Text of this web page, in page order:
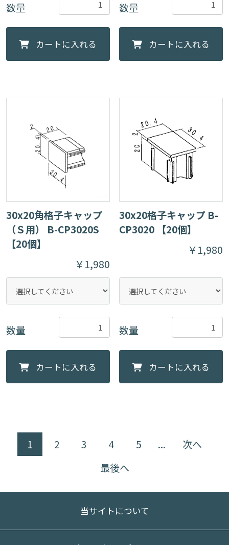
数量
カートに入れる
数量
カートに入れる
30x20角格子キャップ
（Ｓ用） B-CP3020S
【20個】
￥1,980
数量
カートに入れる
30x20格子キャップ B-
CP3020 【20個】
￥1,980
数量
カートに入れる
1 2 3 4 5 ...
次へ
最後へ
当サイトについて